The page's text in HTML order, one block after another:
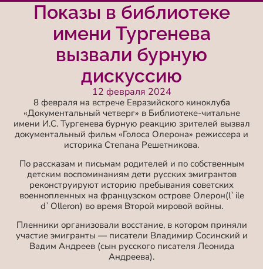
Показы в библиотеке
имени Тургенева
вызвали бурную
дискуссию
12 февраля 2024
8 февраля на встрече Евразийского киноклуба
«Документальный четверг» в Библиотеке-читальне
имени И.С. Тургенева бурную реакцию зрителей вызвал
документальный фильм «Голоса Олерона» режиссера и
историка Степана Решетникова.
По рассказам и письмам родителей и по собственным
детским воспоминаниям дети русских эмигрантов
реконструируют историю пребывания советских
военнопленных на французском острове Олерон(l`ile
d`Olleron) во время Второй мировой войны.
Пленники организовали восстание, в котором приняли
участие эмигранты — писатели Владимир Сосинский и
Вадим Андреев (сын русского писателя Леонида
Андреева).